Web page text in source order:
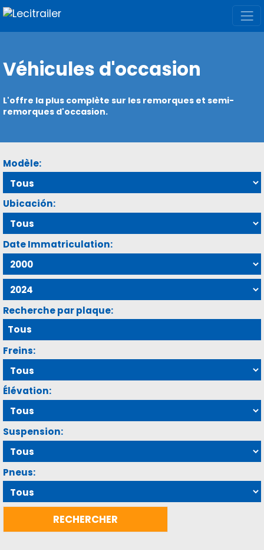
Véhicules d'occasion
L'offre la plus complète sur les remorques et semi-
remorques d'occasion.
Modèle:
Ubicación:
Date Immatriculation:
Recherche par plaque:
Freins:
Élévation:
Suspension:
Pneus: